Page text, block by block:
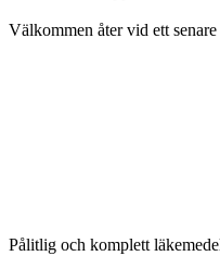
Välkommen åter vid ett
Pålitlig och komplett